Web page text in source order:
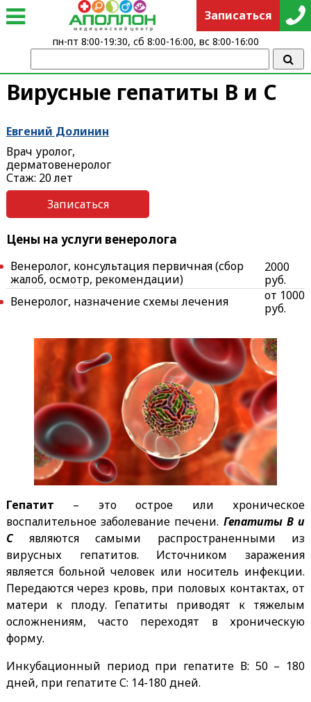
Вирусные гепатиты В и С
Евгений Долинин
Врач уролог,
дерматовенеролог
Стаж: 20 лет
Записаться
Цены на услуги венеролога
Венеролог, консультация первичная (сбор
жалоб, осмотр, рекомендации)
2000
руб.
Венеролог, назначение схемы лечения
от 1000
руб.
Гепатит – это острое или хроническое
воспалительное заболевание печени. Гепатиты В и
Сявляются самыми распространенными из
вирусных гепатитов. Источником заражения
является больной человек или носитель инфекции.
Передаются через кровь, при половых контактах, от
матери к плоду. Гепатиты приводят к тяжелым
осложнениям, часто переходят в хроническую
форму.
Инкубационный период при гепатите В: 50 – 180
дней, при гепатите С: 14-180 дней.
Записаться
пн-пт 8:00-19:30, сб 8:00-16:00, вс 8:00-16:00